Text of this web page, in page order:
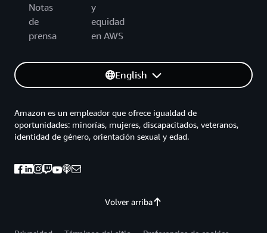
Notas
de
prensa
y
equidad
en AWS
English
Volver arriba
Amazon es un empleador que ofrece igualdad de
oportunidades: minorías, mujeres, discapacitados, veteranos,
identidad de género, orientación sexual y edad.